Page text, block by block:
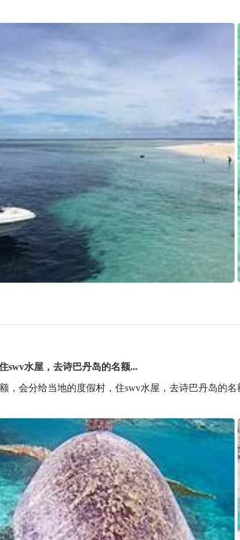
水屋，去诗巴丹岛的名额...
，会分给当地的度假村，住swv水屋，去诗巴丹岛的